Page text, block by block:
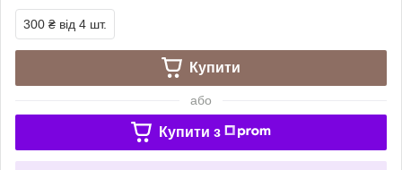
300 ₴ від 4 шт.
Купити
або
Купити з